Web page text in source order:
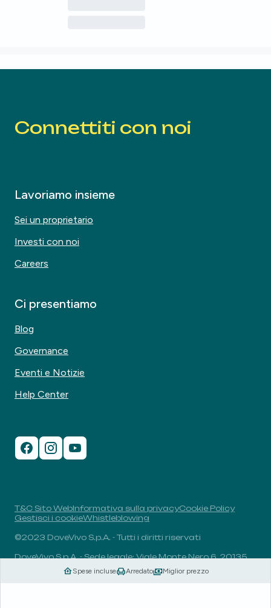
Spese incluse Arredato Miglior prezzo
Connettiti con noi
Lavoriamo insieme
Sei un proprietario
Investi con noi
Careers
Ci presentiamo
Blog
Governance
Eventi e Notizie
Help Center
T&C Sito WebInformativa sulla privacyCookie Policy
Gestisci i cookieWhistleblowing
©2023 DoveVivo S.p.A. - Tutti i diritti riservati
DoveVivo S.p.A. - Sede legale: Viale Monte Nero 6, 20135,
Milano, Italia - P.I.: 00406960732 - R.E.A.: MI-1838078 -
Capitale sociale: 1.829.649,81 euro i.v.